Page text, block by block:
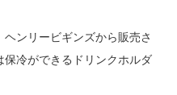
ンリービギンズから販売さ
冷ができるドリンクホルダ